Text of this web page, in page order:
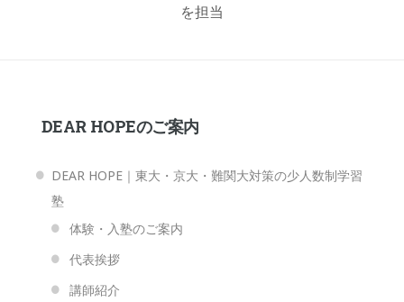
を担当
DEAR HOPEのご案内
DEAR HOPE｜東大・京大・難関大対策の少人数制学習
塾
体験・入塾のご案内
代表挨拶
講師紹介